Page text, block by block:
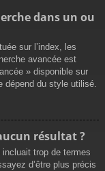
dans un ou
sur l’index, les
avancée est
» disponible sur
dépend du style utilisé.
résultat ?
trop de termes
d’être plus précis